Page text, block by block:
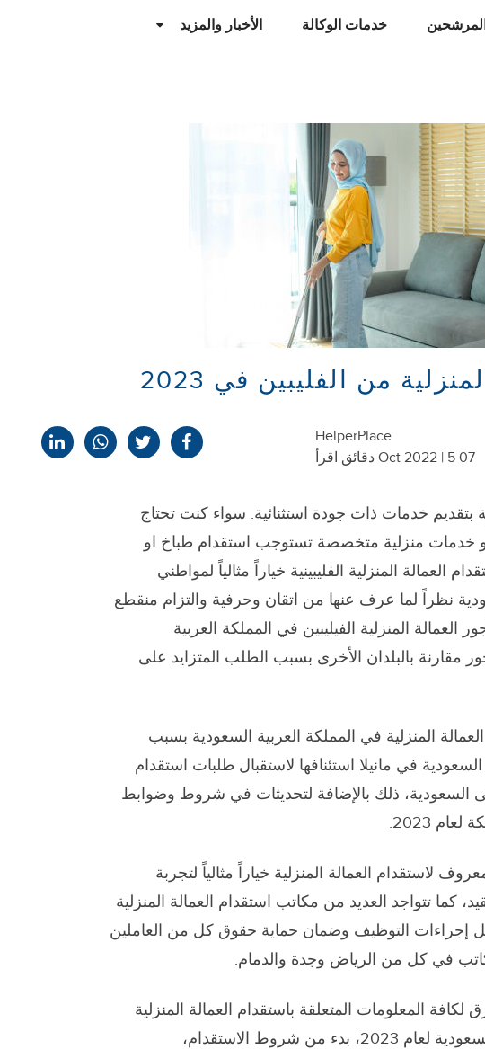
خدمات الوكالة الأخبار والمزيد
من الفليبين في 2023
HelperPlace
07 Oct 2022 | 5 دقائق اقرأ
بتقديم خدمات ذات جودة استثنائية. سواء كنت تحتاج
خدمات منزلية متخصصة تستوجب استقدام طباخ او
العمالة المنزلية الفليبينية خياراً مثالياً لمواطني
نظراً لما عرف عنها من اتقان وحرفية والتزام منقطع
العمالة المنزلية الفيليبين في المملكة العربية
مقارنة بالبلدان الأخرى بسبب الطلب المتزايد على
المنزلية في المملكة العربية السعودية بسبب
في مانيلا استئنافها لاستقبال طلبات استقدام
إلى السعودية، ذلك بالإضافة لتحديثات في شروط وضوابط
2023.
لاستقدام العمالة المنزلية خياراً مثالياً لتجربة
كما تتواجد العديد من مكاتب استقدام العمالة المنزلية
إجراءات التوظيف وضمان حماية حقوق كل من العاملين
في كل من الرياض وجدة والدمام.
لكافة المعلومات المتعلقة باستقدام العمالة المنزلية
الفلبينية في المملكة العربية السعودية لعام 2023، بدء من شروط الاستقدام،